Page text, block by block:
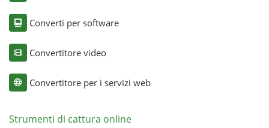
Converti per software
Convertitore video
Convertitore per i servizi web
Strumenti di cattura online